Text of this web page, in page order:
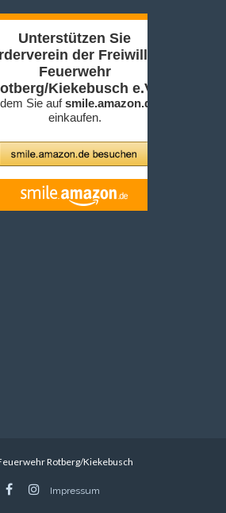
Rotberg/Kiekebusch
Impressum